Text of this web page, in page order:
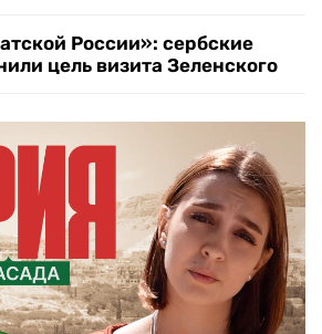
России»: сербские
цель визита Зеленского